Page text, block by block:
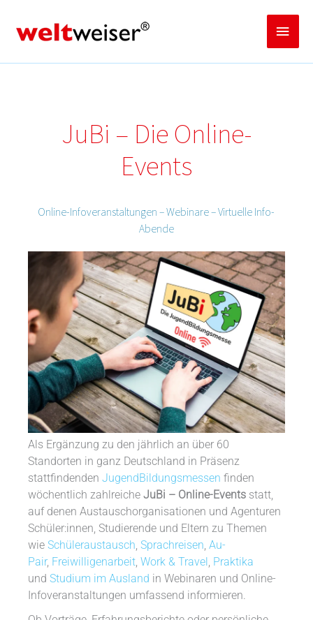
springen
JuBi – Die Online-
Events
Online-Info­­­veranstaltungen – Webinare – Virtuelle Info-
Abende
Als Ergänzung zu den jährlich an über 60
Standorten in ganz Deutschland in Präsenz
stattfindendenJugendBildungsmessen finden
wöchentlich zahlreicheJuBi – Online-Events statt,
auf denen Austauschorganisationen und Agenturen
Schüler:innen, Studierende und Eltern zu Themen
wieSchüleraustausch,Sprachreisen,Au-
Pair, Freiwilligenarbeit,Work & Travel , Praktika
undStudium im Ausland in Webinaren und Online-
Infoveranstaltungen umfassend informieren.